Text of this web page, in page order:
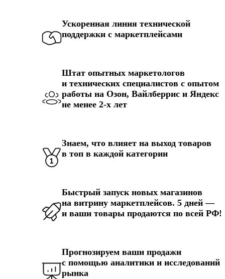
Ускоренная линия технической
поддержки с маркетплейсами
Штат опытных маркетологов
и технических специалистов с опытом
работы на Озон, Вайлберрис и Яндекс
не менее 2-х лет
Знаем, что влияет на выход товаров
в топ в каждой категории
Быстрый запуск новых магазинов
на витрину маркетплейсов. 5 дней —
и ваши товары продаются по всей РФ!
Прогнозируем ваши продажи
с помощью аналитики и исследований
рынка